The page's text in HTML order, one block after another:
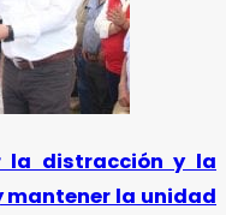
la distracción y la
la unidad